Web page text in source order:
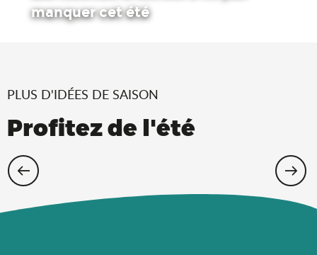
manquer cet été
PLUS D'IDÉES DE SAISON
Profitez de l'été
Cet été, échappez-vous dans l’Ain !